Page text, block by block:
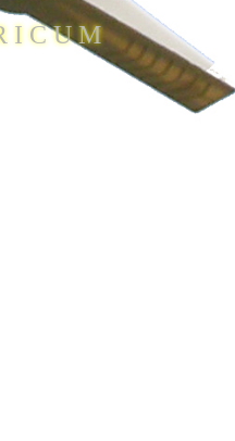
I C U M